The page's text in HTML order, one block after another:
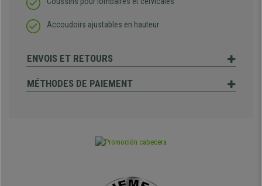
Accoudoirs ajustables en hauteur
ENVOIS ET RETOURS
MÉTHODES DE PAIEMENT